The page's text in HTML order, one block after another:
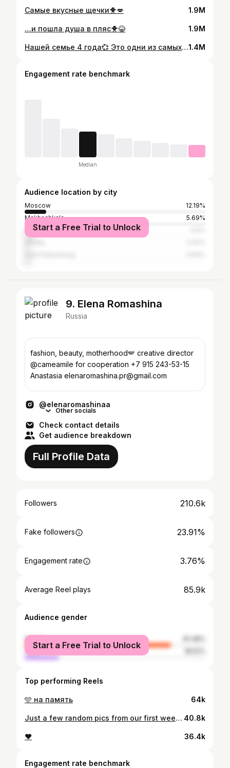
Самые вкусные щечки🐥💋 1.9M
…и пошла душа в пляс🐥😂 1.9M
Нашей семье 4 года💞 Это одни из самых ярких мгновений за этот период, которые хочется оставить на память здесь🫶🏻 И спасибо вам, что уже столько лет смотрите и дарите тепло🥰1.4M
Engagement rate benchmark
Median
Audience location by city
Moscow
12.19%
Makhachkala
5.69%
Baku
Start a Free Trial to Unlock
9. Elena Romashina
Russia
fashion, beauty, motherhood🪽 creative director
@cameamile for cooperation +7 915 243-53-15
Anastasia elenaromashina.pr@gmail.com
@elenaromashinaa
Other socials
Check contact details
Get audience breakdown
Full Profile Data
Followers 210.6k
Fake followers 23.91%
Engagement rate 3.76%
Average Reel plays 85.9k
Audience gender
female
male
Start a Free Trial to Unlock
Top performing Reels
🩵 на память 64k
Just a few random pics from our first week in Dubai 🌌 40.8k
❤️ 36.4k
Engagement rate benchmark